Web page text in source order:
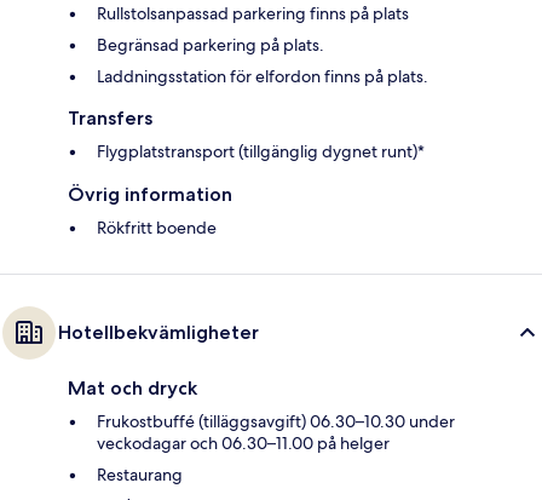
Rullstolsanpassad parkering finns på plats
Begränsad parkering på plats.
Laddningsstation för elfordon finns på plats.
Transfers
Flygplatstransport (tillgänglig dygnet runt)*
Övrig information
Rökfritt boende
Hotellbekvämligheter
Mat och dryck
Frukostbuffé (tilläggsavgift) 06.30–10.30 under
veckodagar och 06.30–11.00 på helger
Restaurang